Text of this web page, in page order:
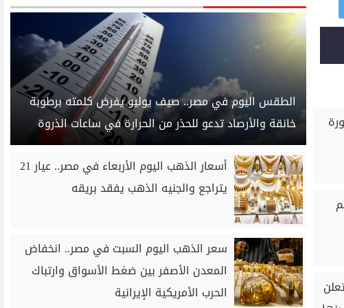
الطقس اليوم في مصر.. صيف يوليو يفرض كلمته برطوبة
خانقة والأرصاد تدعو للحذر من الحرارة في ساعات الذروة
أسعار الذهب اليوم الأربعاء في مصر.. عيار 21
يتراجع والجنيه الذهب يفقد بريقه
سعر الذهب اليوم السبت في مصر.. انخفاض
المعدن الأصفر بين ضغط الأسواق وارتباك
الحرب الأمريكية الإيرانية